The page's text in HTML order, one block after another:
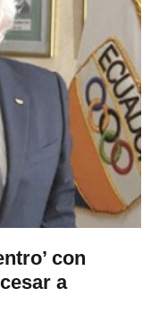
con
a